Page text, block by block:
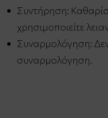
Συντήρηση:
χρησιμοποιείτε
Συναρμολόγηση: Δεν
συναρμολόγηση.